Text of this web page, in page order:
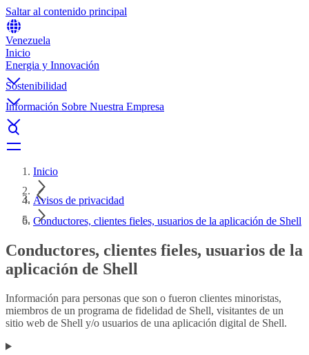
Saltar al contenido principal
Venezuela
Inicio
Energia y Innovación
Sostenibilidad
Información Sobre Nuestra Empresa
Inicio
Avisos de privacidad
Conductores, clientes fieles, usuarios de la aplicación de Shell
Conductores, clientes fieles, usuarios de la
aplicación de Shell
Información para personas que son o fueron clientes minoristas,
miembros de un programa de fidelidad de Shell, visitantes de un
sitio web de Shell y/o usuarios de una aplicación digital de Shell.